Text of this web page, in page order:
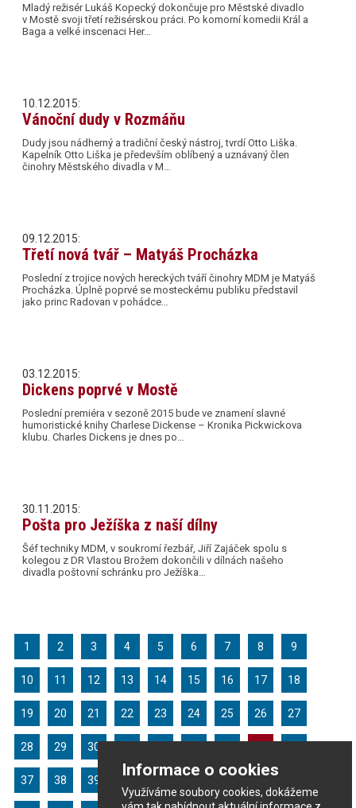
Informace o cookies
Využíváme soubory cookies, dokážeme
Mladý režisér Lukáš Kopecký dokončuje pro Městské divadlo
v Mostě svoji třetí režisérskou práci. Po komorní komedii Král a
Baga a velké inscenaci Her…
10.12.2015:
Vánoční dudy v Rozmáňu
Dudy jsou nádherný a tradiční český nástroj, tvrdí Otto Liška.
Kapelník Otto Liška je především oblíbený a uznávaný člen
činohry Městského divadla v M…
09.12.2015:
Třetí nová tvář – Matyáš Procházka
Poslední z trojice nových hereckých tváří činohry MDM je Matyáš
Procházka. Úplně poprvé se mosteckému publiku představil
jako princ Radovan v pohádce…
03.12.2015:
Dickens poprvé v Mostě
Poslední premiéra v sezoně 2015 bude ve znamení slavné
humoristické knihy Charlese Dickense – Kronika Pickwickova
klubu. Charles Dickens je dnes po…
30.11.2015:
Pošta pro Ježíška z naší dílny
Šéf techniky MDM, v soukromí řezbář, Jiří Zajáček spolu s
kolegou z DR Vlastou Brožem dokončili v dílnách našeho
divadla poštovní schránku pro Ježíška…
1 2 3 4 5 6 7 8 9
10 11 12 13 14 15 16 17 18
19 20 21 22 23 24 25 26 27
28 29 30
37 38 39